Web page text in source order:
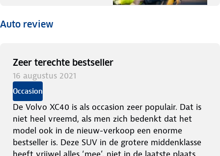
Auto review
Zeer terechte bestseller
16 augustus 2021
Occasion
De Volvo XC40 is als occasion zeer populair. Dat is
niet heel vreemd, als men zich bedenkt dat het
model ook in de nieuw-verkoop een enorme
bestseller is. Deze SUV in de grotere middenklasse